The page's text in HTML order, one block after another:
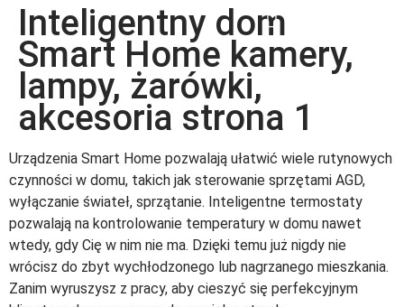
Inteligentny dom
Smart Home kamery,
lampy, żarówki,
akcesoria strona 1
Urządzenia Smart Home pozwalają ułatwić wiele rutynowych
czynności w domu, takich jak sterowanie sprzętami AGD,
wyłączanie świateł, sprzątanie. Inteligentne termostaty
pozwalają na kontrolowanie temperatury w domu nawet
wtedy, gdy Cię w nim nie ma. Dzięki temu już nigdy nie
wrócisz do zbyt wychłodzonego lub nagrzanego mieszkania.
Zanim wyruszysz z pracy, aby cieszyć się perfekcyjnym